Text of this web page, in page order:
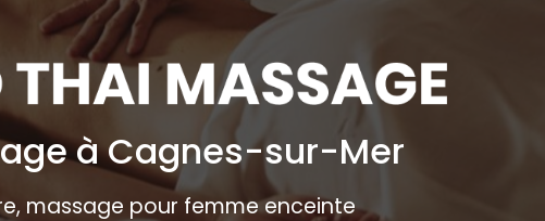
à Cagnes-sur-Mer
massage pour femme enceinte